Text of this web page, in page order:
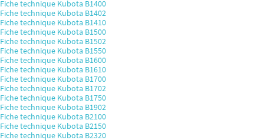
Fiche technique Kubota B1400
Fiche technique Kubota B1402
Fiche technique Kubota B1410
Fiche technique Kubota B1500
Fiche technique Kubota B1502
Fiche technique Kubota B1550
Fiche technique Kubota B1600
Fiche technique Kubota B1610
Fiche technique Kubota B1700
Fiche technique Kubota B1702
Fiche technique Kubota B1750
Fiche technique Kubota B1902
Fiche technique Kubota B2100
Fiche technique Kubota B2150
Fiche technique Kubota B2320